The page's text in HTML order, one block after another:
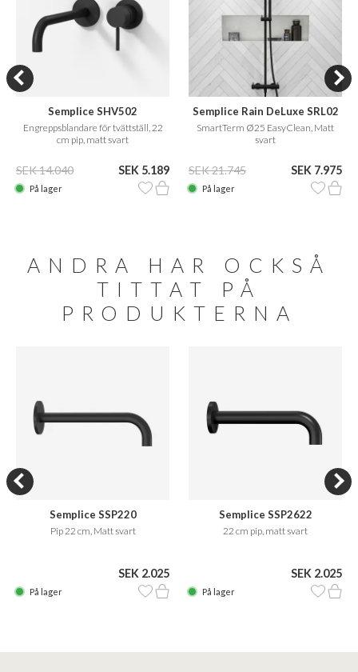
Semplice SHV502
Engreppsblandare för tvättställ, 22
cm pip, matt svart
SEK 14.040 SEK 5.189
På lager
Semplice Rain DeLuxe SRL02
SmartTerm Ø25 EasyClean, Matt
svart
SEK 21.745 SEK 7.975
På lager
ANDRA HAR OCKSÅ
TITTAT PÅ
PRODUKTERNA
Semplice SSP220
Pip 22 cm, Matt svart
SEK 2.025
På lager
Semplice SSP2622
22 cm pip, matt svart
SEK 2.025
På lager